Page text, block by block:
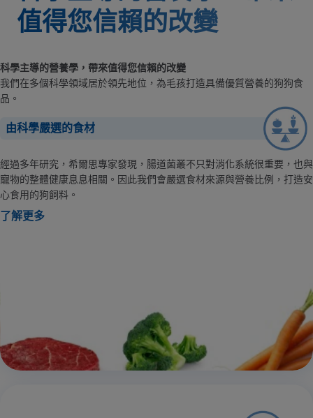
值得您信賴的改變
科學主導的營養學，帶來值得您信賴的改變
我們在多個科學領域居於領先地位，為毛孩打造具備優質營養的狗狗食
品。
由科學嚴選的食材
經過多年研究，希爾思專家發現，腸道菌叢不只對消化系統很重要，也與
寵物的整體健康息息相關。因此我們會嚴選食材來源與營養比例，打造安
心食用的狗飼料。
了解更多